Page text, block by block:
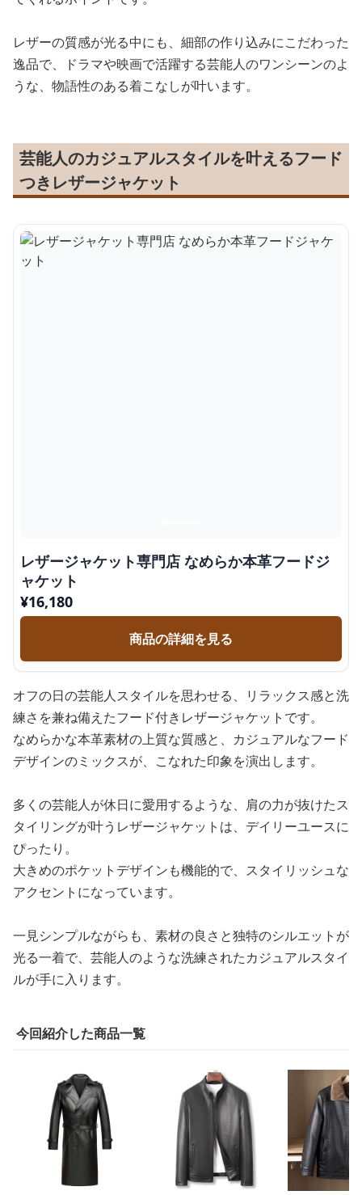
レザーの質感が光る中にも、細部の作り込みにこだわった
逸品で、ドラマや映画で活躍する芸能人のワンシーンのよ
うな、物語性のある着こなしが叶います。
芸能人のカジュアルスタイルを叶えるフード
つきレザージャケット
レザージャケット専門店 なめらか本革フードジ
ャケット
¥16,180
商品の詳細を見る
オフの日の芸能人スタイルを思わせる、リラックス感と洗
練さを兼ね備えたフード付きレザージャケットです。
なめらかな本革素材の上質な質感と、カジュアルなフード
デザインのミックスが、こなれた印象を演出します。
多くの芸能人が休日に愛用するような、肩の力が抜けたス
タイリングが叶うレザージャケットは、デイリーユースに
ぴったり。
大きめのポケットデザインも機能的で、スタイリッシュな
アクセントになっています。
一見シンプルながらも、素材の良さと独特のシルエットが
光る一着で、芸能人のような洗練されたカジュアルスタイ
ルが手に入ります。
今回紹介した商品一覧